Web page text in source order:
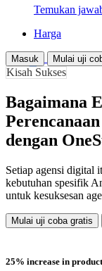
Temukan
Harga
Masuk Mulai uji
Kisah Sukses
Bagaimana
dengan
Setiap agensi digital
kebutuhan spesifik
untuk kesuksesan
Mulai uji coba gratis
25% increase in